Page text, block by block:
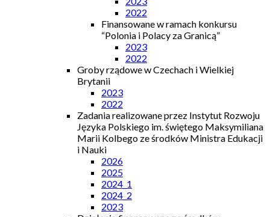
2022
Finansowane w ramach konkursu
“Polonia i Polacy za Granicą”
2023
2022
Groby rządowe w Czechach i Wielkiej
Brytanii
2023
2022
Zadania realizowane przez Instytut Rozwoju
Języka Polskiego im. świętego Maksymiliana
Marii Kolbego ze środków Ministra Edukacji
i Nauki
2026
2025
2024_1
2024_2
2023